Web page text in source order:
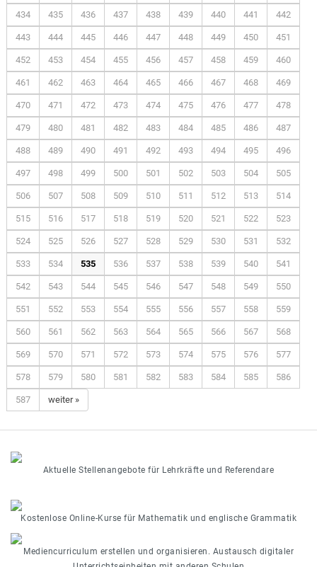
434 435 436 437 438 439 440 441 442
443 444 445 446 447 448 449 450 451
452 453 454 455 456 457 458 459 460
461 462 463 464 465 466 467 468 469
470 471 472 473 474 475 476 477 478
479 480 481 482 483 484 485 486 487
488 489 490 491 492 493 494 495 496
497 498 499 500 501 502 503 504 505
506 507 508 509 510 511 512 513 514
515 516 517 518 519 520 521 522 523
524 525 526 527 528 529 530 531 532
533 534 535 536 537 538 539 540 541
542 543 544 545 546 547 548 549 550
551 552 553 554 555 556 557 558 559
560 561 562 563 564 565 566 567 568
569 570 571 572 573 574 575 576 577
578 579 580 581 582 583 584 585 586
587 weiter »
Aktuelle Stellenangebote für Lehrkräfte und Referendare
Kostenlose Online-Kurse für Mathematik und englische Grammatik
Mediencurriculum erstellen und organisieren. Austausch digitaler